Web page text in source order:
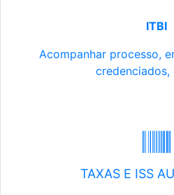
ITBI
Acompanhar processo,
credenciados,
TAXAS E ISS